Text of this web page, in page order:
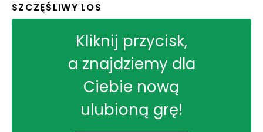
SZCZĘŚLIWY LOS
Kliknij przycisk,
a znajdziemy dla
Ciebie nową
ulubioną grę!